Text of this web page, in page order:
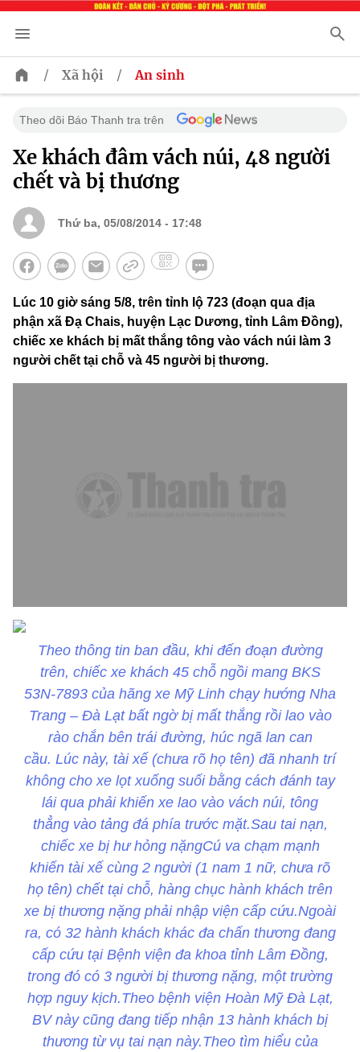
/ Xã hội / An sinh
Theo dõi Báo Thanh tra trên
Xe khách đâm vách núi, 48 người
chết và bị thương
Thứ ba, 05/08/2014 - 17:48
Lúc 10 giờ sáng 5/8, trên tỉnh lộ 723 (đoạn qua địa
phận xã Đạ Chais, huyện Lạc Dương, tỉnh Lâm Đồng),
chiếc xe khách bị mất thắng tông vào vách núi làm 3
người chết tại chỗ và 45 người bị thương.
Theo thông tin ban đầu, khi đến đoạn đường
trên, chiếc xe khách 45 chỗ ngồi mang BKS
53N-7893 của hãng xe Mỹ Linh chạy hướng Nha
Trang – Đà Lạt bất ngờ bị mất thắng rồi lao vào
rào chắn bên trái đường, húc ngã lan can
cầu. Lúc này, tài xế (chưa rõ họ tên) đã nhanh trí
không cho xe lọt xuống suối bằng cách đánh tay
lái qua phải khiến xe lao vào vách núi, tông
thẳng vào tảng đá phía trước mặt.Sau tai nạn,
chiếc xe bị hư hỏng nặngCú va chạm mạnh
khiến tài xế cùng 2 người (1 nam 1 nữ, chưa rõ
họ tên) chết tại chỗ, hàng chục hành khách trên
xe bị thương nặng phải nhập viện cấp cứu.Ngoài
ra, có 32 hành khách khác đa chấn thương đang
cấp cứu tại Bệnh viện đa khoa tỉnh Lâm Đồng,
trong đó có 3 người bị thương nặng, một trường
hợp nguy kịch.Theo bệnh viện Hoàn Mỹ Đà Lạt,
BV này cũng đang tiếp nhận 13 hành khách bị
thương từ vụ tai nạn này.Theo tìm hiểu của